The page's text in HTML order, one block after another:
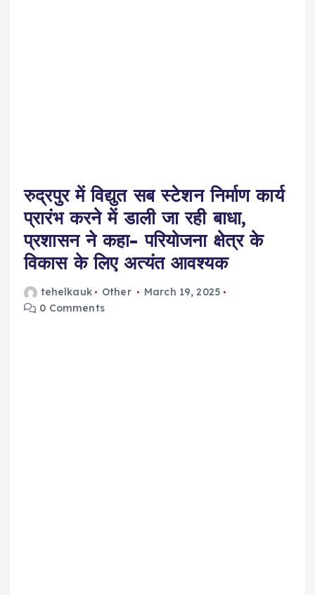
रुद्रपुर में विद्युत सब स्टेशन निर्माण कार्य
प्रारंभ करने में डाली जा रही बाधा,
प्रशासन ने कहा- परियोजना क्षेत्र के
विकास के लिए अत्यंत आवश्यक
tehelkauk Other
March 19, 2025
0 Comments